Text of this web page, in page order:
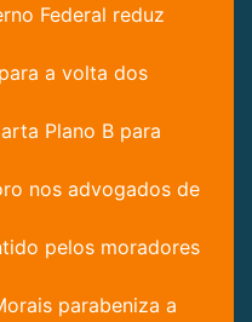
Federal reduz
a volta dos
Plano B para
nos advogados de
pelos moradores
parabeniza a